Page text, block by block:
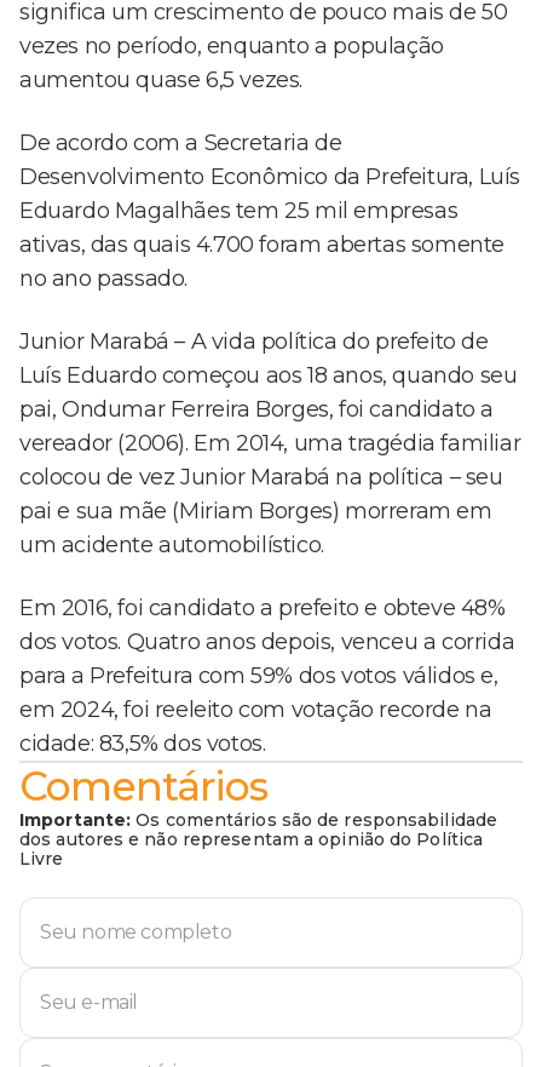
significa um crescimento de pouco mais de 50
vezes no período, enquanto a população
aumentou quase 6,5 vezes.
De acordo com a Secretaria de
Desenvolvimento Econômico da Prefeitura, Luís
Eduardo Magalhães tem 25 mil empresas
ativas, das quais 4.700 foram abertas somente
no ano passado.
Junior Marabá – A vida política do prefeito de
Luís Eduardo começou aos 18 anos, quando seu
pai, Ondumar Ferreira Borges, foi candidato a
vereador (2006). Em 2014, uma tragédia familiar
colocou de vez Junior Marabá na política – seu
pai e sua mãe (Miriam Borges) morreram em
um acidente automobilístico.
Em 2016, foi candidato a prefeito e obteve 48%
dos votos. Quatro anos depois, venceu a corrida
para a Prefeitura com 59% dos votos válidos e,
em 2024, foi reeleito com votação recorde na
cidade: 83,5% dos votos.
Comentários
Importante: Os comentários são de responsabilidade
dos autores e não representam a opinião do Política
Livre